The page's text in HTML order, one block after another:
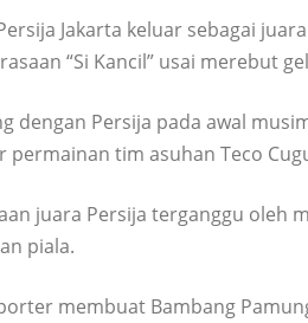
Jakarta keluar sebagai
“Si Kancil” usai merebut
dengan Persija pada awal
permainan tim asuhan Teco
juara Persija terganggu oleh
piala.
membuat Bambang